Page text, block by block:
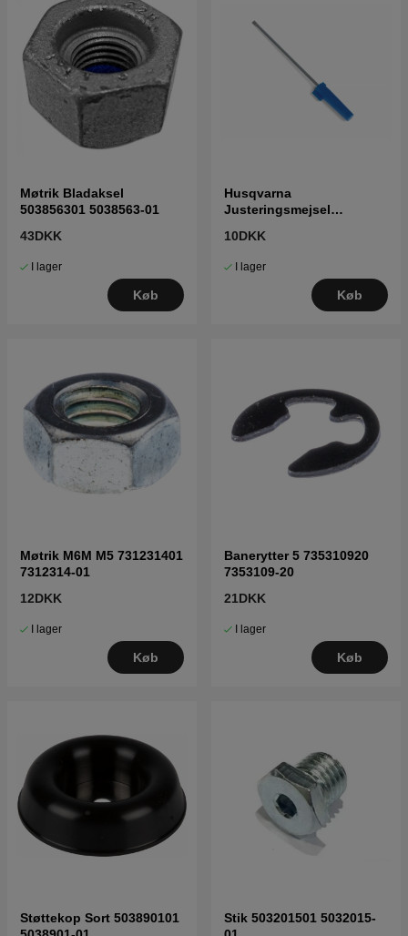
Møtrik Bladaksel
503856301 5038563-01
43DKK
I lager
Køb
Husqvarna
Justeringsmejsel
10DKK
I lager
Køb
Møtrik M6M M5 731231401
7312314-01
12DKK
I lager
Køb
Banerytter 5 735310920
7353109-20
21DKK
I lager
Køb
Støttekop Sort 503890101
Stik 503201501 5032015-